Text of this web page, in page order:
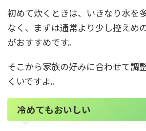
初めて炊くときは、いきなり水を
なく、まずは通常より少し控えめ
がおすすめです。
そこから家族の好みに合わせて調
くいですよ。
冷めてもおいしい